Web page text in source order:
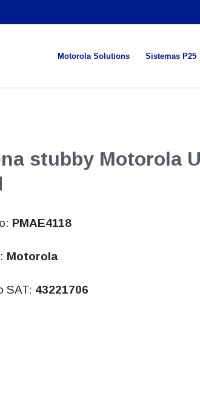
Motorola Solutions Sistemas P25
stubby Motorola
PMAE4118
Motorola
SAT: 43221706